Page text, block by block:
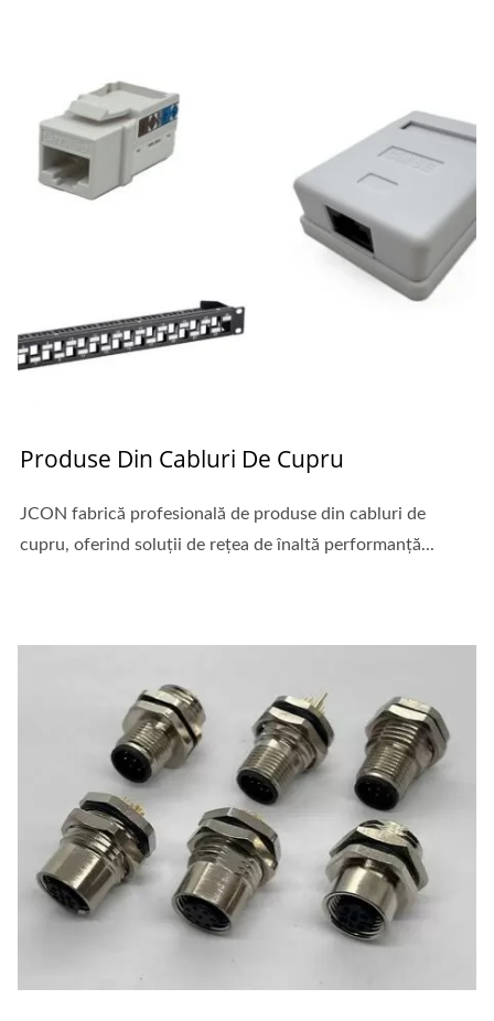
Produse Din Cabluri De Cupru
JCON fabrică profesională de produse din cabluri de
cupru, oferind soluții de rețea de înaltă performanță...